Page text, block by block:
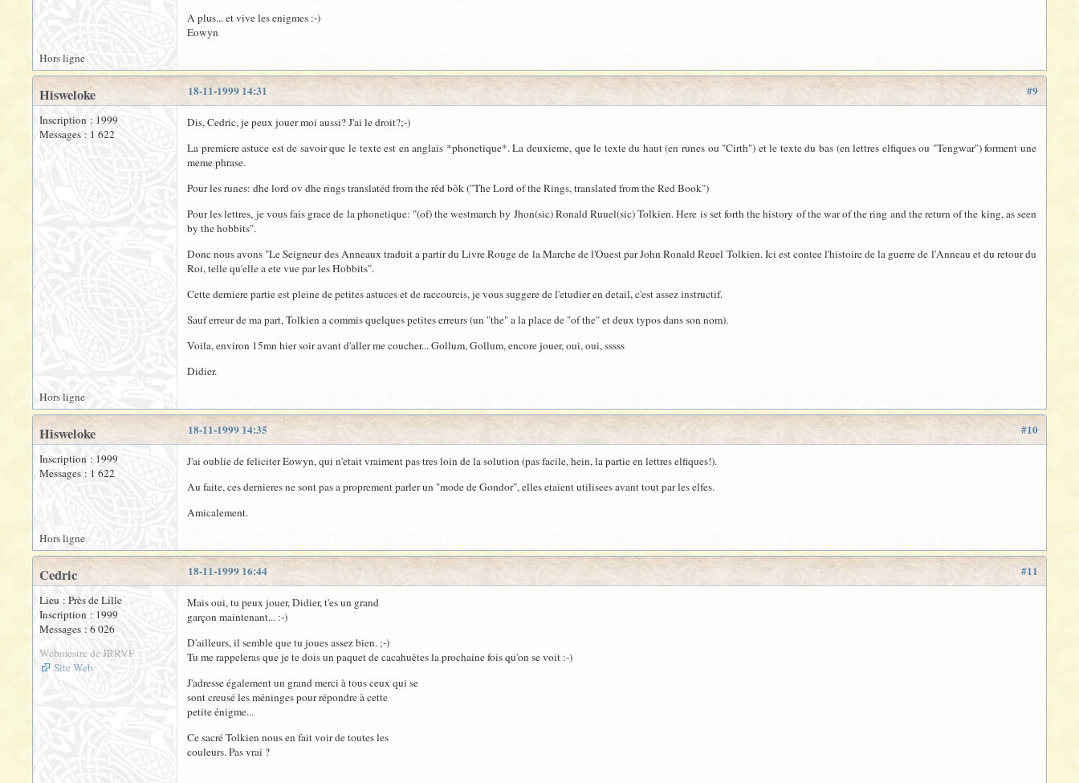
A plus... et vive les enigmes :-)
Eowyn
Hors ligne
#9
18-11-1999 14:31
Hisweloke
Inscription : 1999
Messages : 1 622
Dis, Cedric, je peux jouer moi aussi? J'ai le droit?;-)
La premiere astuce est de savoir que le texte est en anglais *phonetique*. La deuxieme, que le texte du haut (en runes ou "Cirth") et le texte du bas (en lettres elfiques ou "Tengwar") forment une
meme phrase.
Pour les runes: dhe lord ov dhe rings translatëd from the rêd bôk ("The Lord of the Rings, translated from the Red Book")
Pour les lettres, je vous fais grace de la phonetique: "(of) the westmarch by Jhon(sic) Ronald Ruuel(sic) Tolkien. Here is set forth the history of the war of the ring and the return of the king, as seen
by the hobbits".
Donc nous avons "Le Seigneur des Anneaux traduit a partir du Livre Rouge de la Marche de l'Ouest par John Ronald Reuel Tolkien. Ici est contee l'histoire de la guerre de l'Anneau et du retour du
Roi, telle qu'elle a ete vue par les Hobbits".
Cette derniere partie est pleine de petites astuces et de raccourcis, je vous suggere de l'etudier en detail, c'est assez instructif.
Sauf erreur de ma part, Tolkien a commis quelques petites erreurs (un "the" a la place de "of the" et deux typos dans son nom).
Voila, environ 15mn hier soir avant d'aller me coucher... Gollum, Gollum, encore jouer, oui, oui, sssss
Didier.
Hors ligne
#10
18-11-1999 14:35
Hisweloke
Inscription : 1999
Messages : 1 622
J'ai oublie de feliciter Eowyn, qui n'etait vraiment pas tres loin de la solution (pas facile, hein, la partie en lettres elfiques!).
Au faite, ces dernieres ne sont pas a proprement parler un "mode de Gondor", elles etaient utilisees avant tout par les elfes.
Amicalement.
Hors ligne
#11
18-11-1999 16:44
Cedric
Lieu : Près de Lille
Inscription : 1999
Messages : 6 026
Webmestre de JRRVF
Site Web
Mais oui, tu peux jouer, Didier, t'es un grand
garçon maintenant... :-)
D'ailleurs, il semble que tu joues assez bien. ;-)
Tu me rappeleras que je te dois un paquet de cacahuètes la prochaine fois qu'on se voit :-)
J'adresse également un grand merci à tous ceux qui se
sont creusé les méninges pour répondre à cette
petite énigme...
Ce sacré Tolkien nous en fait voir de toutes les
couleurs. Pas vrai ?